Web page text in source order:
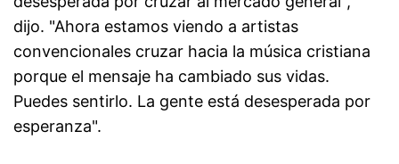
dijo. "Ahora estamos viendo a artistas
convencionales cruzar hacia la música cristiana
porque el mensaje ha cambiado sus vidas.
Puedes sentirlo. La gente está desesperada por
esperanza".